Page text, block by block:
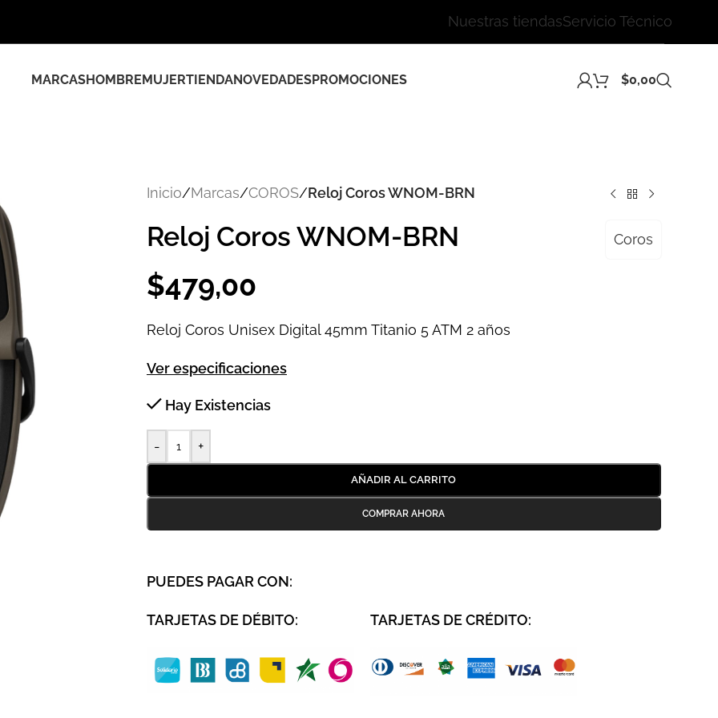
Nuestras tiendasServicio Técnico
MARCASHOMBREMUJERTIENDANOVEDADESPROMOCIONES $0,00
Inicio/Marcas/COROS/Reloj Coros WNOM-BRN
Reloj Coros WNOM-BRN Coros
$479,00
Reloj Coros Unisex Digital 45mm Titanio 5 ATM 2 años
Ver especificaciones
Hay Existencias
- +
AÑADIR AL CARRITO
PUEDES PAGAR CON:
TARJETAS DE DÉBITO: TARJETAS DE CRÉDITO: